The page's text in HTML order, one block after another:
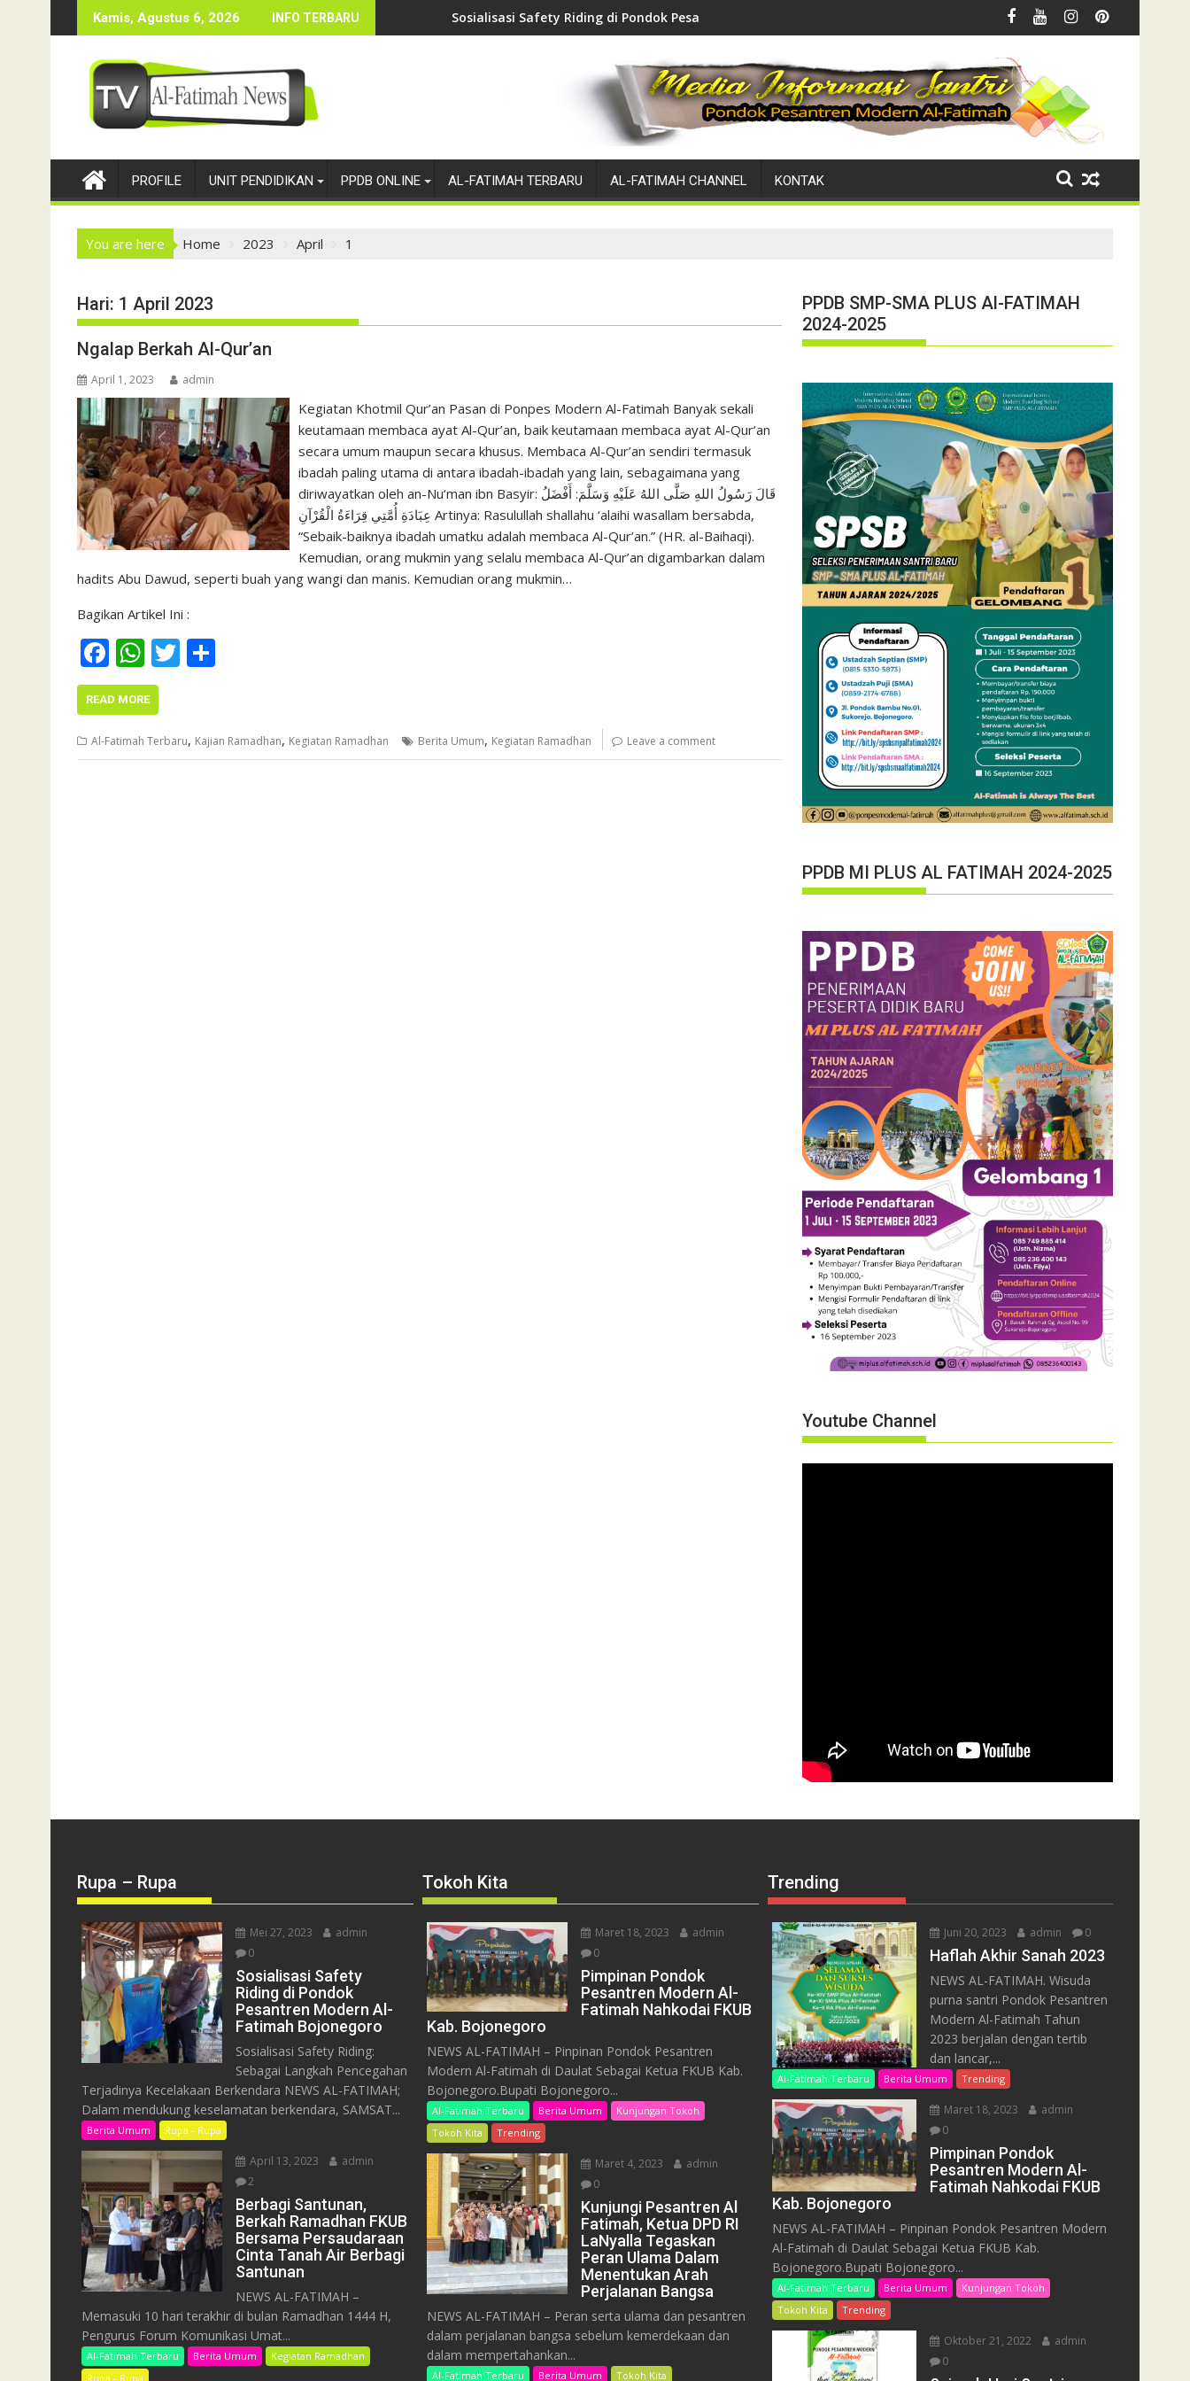
to
Kamis, Agustus 6, 2026 INFO TERBARU
Haflah Akhir Sanah 2023 Sosialisasi Safety Riding di Pondok Pesantren Modern Al-Fatimah BojonegoroPonpes Modern Al-Fatimah Salurkan Zakat Fitrah RA - MI Plus Al-Fatimah
PROFILE UNIT PENDIDIKAN PPDB ONLINE AL-FATIMAH TERBARU AL-FATIMAH CHANNEL KONTAK
You are here Home 2023 April 1
Hari: 1 April 2023
Ngalap Berkah Al-Qur’an
April 1, 2023 admin
Kegiatan Khotmil Qur’an Pasan di Ponpes Modern Al-Fatimah Banyak sekali
keutamaan membaca ayat Al-Qur’an, baik keutamaan membaca ayat Al-Qur’an
secara umum maupun secara khusus. Membaca Al-Qur’an sendiri termasuk
ibadah paling utama di antara ibadah-ibadah yang lain, sebagaimana yang
diriwayatkan oleh an-Nu‘man ibn Basyir: قَالَ رَسُولُ اللهِ صَلَّى اللهُ عَلَيْهِ وَسَلَّمَ: أَفْضَلُ
عِبَادَةِ أُمَّتِي قِرَاءَةُ الْقُرْآنِ Artinya: Rasulullah shallahu ‘alaihi wasallam bersabda,
“Sebaik-baiknya ibadah umatku adalah membaca Al-Qur’an.” (HR. al-Baihaqi).
Kemudian, orang mukmin yang selalu membaca Al-Qur’an digambarkan dalam
hadits Abu Dawud, seperti buah yang wangi dan manis. Kemudian orang mukmin…
Bagikan Artikel Ini :
F
ac
e
b
o
W
h
at
s
A
T
er e
READ MORE
Al-Fatimah Terbaru, Kajian Ramadhan, Kegiatan Ramadhan Berita Umum, Kegiatan Ramadhan Leave a comment
PPDB SMP-SMA PLUS Al-FATIMAH
2024-2025
PPDB MI PLUS AL FATIMAH 2024-2025
Youtube Channel
Rupa – Rupa
Mei 27, 2023
admin
0
Sosialisasi Safety
Riding di Pondok
Pesantren Modern Al-
Fatimah Bojonegoro
Sosialisasi Safety Riding:
Sebagai Langkah Pencegahan
Terjadinya Kecelakaan Berkendara NEWS AL-FATIMAH;
Dalam mendukung keselamatan berkendara, SAMSAT...
Berita Umum Rupa - Rupa
April 13, 2023
admin
2
Berbagi Santunan,
Berkah Ramadhan FKUB
Bersama Persaudaraan
Cinta Tanah Air Berbagi
Santunan
NEWS AL-FATIMAH –
Memasuki 10 hari terakhir di bulan Ramadhan 1444 H,
Pengurus Forum Komunikasi Umat...
Al-Fatimah Terbaru Berita Umum
Kegiatan Ramadhan
Rupa - Rupa
Tokoh Kita
Maret 18, 2023
admin
0
Pimpinan Pondok
Pesantren Modern Al-
Fatimah Nahkodai FKUB
Kab. Bojonegoro
NEWS AL-FATIMAH – Pinpinan Pondok Pesantren
Modern Al-Fatimah di Daulat Sebagai Ketua FKUB Kab.
Bojonegoro.Bupati Bojonegoro...
Al-Fatimah Terbaru Berita Umum
Kunjungan Tokoh
Tokoh Kita
Trending
Maret 4, 2023
admin
0
Kunjungi Pesantren Al
Fatimah, Ketua DPD RI
LaNyalla Tegaskan
Peran Ulama Dalam
Menentukan Arah
Perjalanan Bangsa
NEWS AL-FATIMAH – Peran serta ulama dan pesantren
dalam perjalanan bangsa sebelum kemerdekaan dan
dalam mempertahankan...
Al-Fatimah Terbaru Berita Umum Tokoh Kita
Trending
Juni 20, 2023 admin 0
Haflah Akhir Sanah 2023
NEWS AL-FATIMAH. Wisuda
purna santri Pondok Pesantren
Modern Al-Fatimah Tahun
2023 berjalan dengan tertib
dan lancar,...
Al-Fatimah Terbaru Berita Umum Trending
Maret 18, 2023
admin
0
Pimpinan Pondok
Pesantren Modern Al-
Fatimah Nahkodai FKUB
Kab. Bojonegoro
NEWS AL-FATIMAH – Pinpinan Pondok Pesantren Modern
Al-Fatimah di Daulat Sebagai Ketua FKUB Kab.
Bojonegoro.Bupati Bojonegoro...
Al-Fatimah Terbaru Berita Umum
Kunjungan Tokoh
Tokoh Kita
Trending
Oktober 21, 2022
admin
0